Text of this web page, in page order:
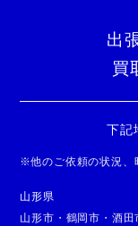
出
買
下記
※他のご依頼の状況、
山形県
山形市 ・ 鶴岡市 ・ 酒田